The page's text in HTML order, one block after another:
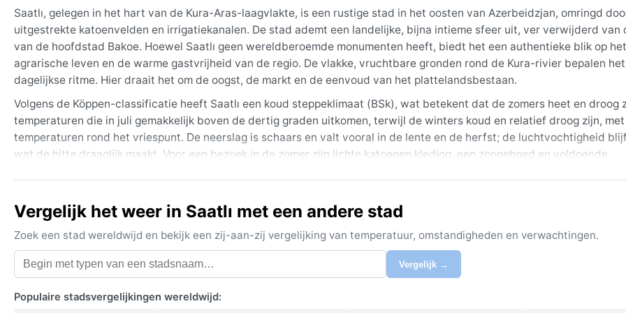
Saatlı, gelegen in het hart van de Kura-Aras-laagvlakte, is een rustige stad in het oosten van Azerbeidzjan, omringd
uitgestrekte katoenvelden en irrigatiekanalen. De stad ademt een landelijke, bijna intieme sfeer uit, ver verwijderd van
van de hoofdstad Bakoe. Hoewel Saatlı geen wereldberoemde monumenten heeft, biedt het een authentieke blik op het
agrarische leven en de warme gastvrijheid van de regio. De vlakke, vruchtbare gronden rond de Kura-rivier bepalen het
dagelijkse ritme. Hier draait het om de oogst, de markt en de eenvoud van het plattelandsbestaan.
Volgens de Köppen-classificatie heeft Saatlı een koud steppeklimaat (BSk), wat betekent dat de zomers heet en droog
temperaturen die in juli gemakkelijk boven de dertig graden uitkomen, terwijl de winters koud en relatief droog zijn, met
temperaturen rond het vriespunt. De neerslag is schaars en valt vooral in de lente en de herfst; de luchtvochtigheid
wat de hitte draaglijk maakt. Voor een bezoek in de zomer zijn lichte katoenen kleding, een zonnehoed en voldoende
De beste tijd om Saatlı te bezoeken, weergerelateerd, is het late voorjaar (mei tot juni) of het vroege najaar (september
oktober), wanneer de temperaturen aangenaam mild zijn en de kans op regen beperkt. Een bijzonder fenomeen in dit
gebied zijn de plotselinge stofstormen die in de late zomer kunnen optreden, veroorzaakt door harde wind over de
Sneeuwval in de winter is zeldzaam maar mogelijk, en dan ligt er een dun laagje over de kale velden. Saatlı kent geen
sirocco; de droogte en de intense zomerhitte zijn de meest bepalende weerskenmerken.
Vergelijk het weer in Saatlı met een andere stad
Zoek een stad wereldwijd en bekijk een zij-aan-zij vergelijking van temperatuur, omstandigheden en verwachtingen.
Vergelijk →
Populaire stadsvergelijkingen wereldwijd: